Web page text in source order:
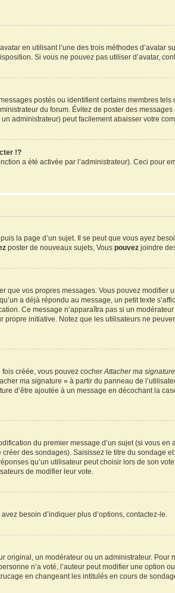
en utilisant l’une des trois méthodes d’avatar
Si vous ne pouvez pas utiliser d’avatar,
postés ou identifient certains membres
du forum. Évitez de poster des
administrateur) peut facilement abaisser votre
!?
a été activée par l’administrateur). Ceci pour
la page d’un sujet. Il se peut que vous ayez
poster de nouveaux sujets, Vouspouvez joindre
que vos propres messages. Vous pouvez
a déjà répondu au message, un petit texte
Ce message n’apparaîtra pas si un
initiative. Notez que les utilisateurs ne
fois créée, vous pouvez cocherAttacher ma signature
ma signature » à partir du panneau de
d’être ajoutée à un message en décochant la
du premier message d’un sujet (si vous
des sondages). Saisissez le titre du sondage
qu’un utilisateur peut choisir lors de son
de modifier leur vote.
besoin d’indiquer plus d’options, contactez-le.
original, un modérateur ou un administrateur.
n’a voté, l’auteur peut modifier une option
en changeant les intitulés en cours de